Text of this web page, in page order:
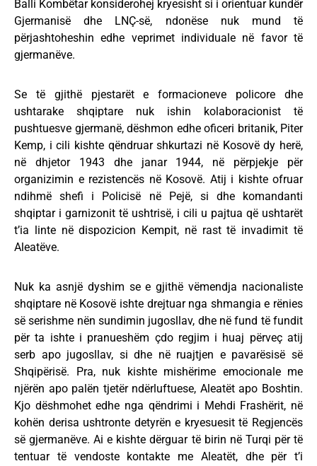
Balli Kombëtar konsiderohej kryesisht si i orientuar kundër
Gjermanisë dhe LNÇ-së, ndonëse nuk mund të
përjashtoheshin edhe veprimet individuale në favor të
gjermanëve.
Se të gjithë pjestarët e formacioneve policore dhe
ushtarake shqiptare nuk ishin kolaboracionist të
pushtuesve gjermanë, dëshmon edhe oficeri britanik, Piter
Kemp, i cili kishte qëndruar shkurtazi në Kosovë dy herë,
në dhjetor 1943 dhe janar 1944, në përpjekje për
organizimin e rezistencës në Kosovë. Atij i kishte ofruar
ndihmë shefi i Policisë në Pejë, si dhe komandanti
shqiptar i garnizonit të ushtrisë, i cili u pajtua që ushtarët
t’ia linte në dispozicion Kempit, në rast të invadimit të
Aleatëve.
Nuk ka asnjë dyshim se e gjithë vëmendja nacionaliste
shqiptare në Kosovë ishte drejtuar nga shmangia e rënies
së serishme nën sundimin jugosllav, dhe në fund të fundit
për ta ishte i pranueshëm çdo regjim i huaj përveç atij
serb apo jugosllav, si dhe në ruajtjen e pavarësisë së
Shqipërisë. Pra, nuk kishte mishërime emocionale me
njërën apo palën tjetër ndërluftuese, Aleatët apo Boshtin.
Kjo dëshmohet edhe nga qëndrimi i Mehdi Frashërit, në
kohën derisa ushtronte detyrën e kryesuesit të Regjencës
së gjermanëve. Ai e kishte dërguar të birin në Turqi për të
tentuar të vendoste kontakte me Aleatët, dhe për t’i